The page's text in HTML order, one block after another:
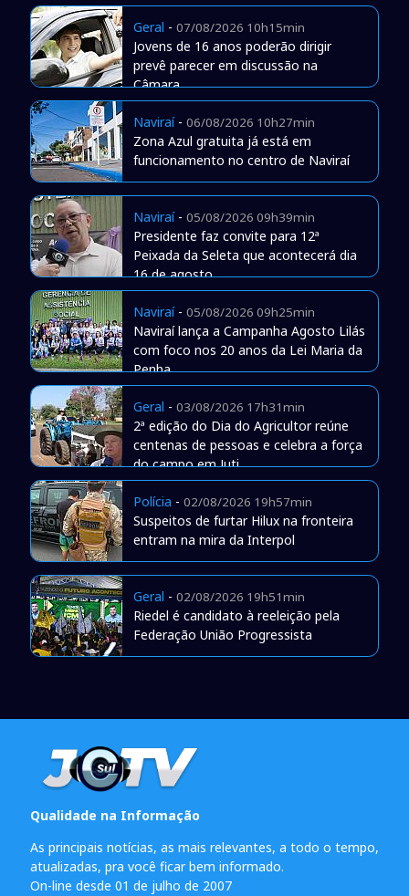
Geral - 07/08/2026 10h15min
Jovens de 16 anos poderão dirigir
prevê parecer em discussão na
Câmara
Naviraí- 06/08/2026 10h27min
Zona Azul gratuita já está em
funcionamento no centro de Naviraí
Naviraí- 05/08/2026 09h39min
Presidente faz convite para 12ª
Peixada da Seleta que acontecerá dia
16 de agosto
Naviraí- 05/08/2026 09h25min
Naviraí lança a Campanha Agosto Lilás
com foco nos 20 anos da Lei Maria da
Penha
Geral - 03/08/2026 17h31min
2ª edição do Dia do Agricultor reúne
centenas de pessoas e celebra a força
do campo em Juti
Polícia - 02/08/2026 19h57min
Suspeitos de furtar Hilux na fronteira
entram na mira da Interpol
Geral - 02/08/2026 19h51min
Riedel é candidato à reeleição pela
Federação União Progressista
Qualidade na Informação
As principais notícias, as mais relevantes, a todo o tempo,
atualizadas, pra você ficar bem informado.
On-line desde 01 de julho de 2007